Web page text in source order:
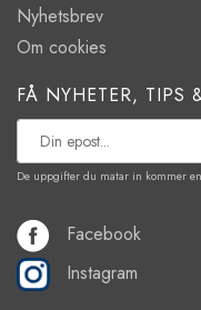
Nyhetsbrev
Om cookies
FÅ NYHETER, TIPS
De uppgifter du matar in kommer
Facebook
Instagram